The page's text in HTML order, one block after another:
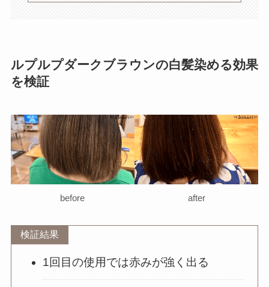
ルプルプダークブラウンの白髪染める効果
を検証
before after
検証結果
1回目の使用では赤みが強く出る